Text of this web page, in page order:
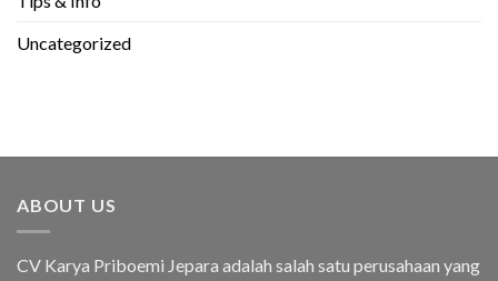
Uncategorized
ABOUT US
CV Karya Priboemi Jepara adalah salah satu perusahaan yang